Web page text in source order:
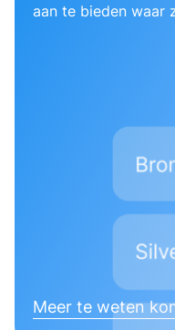
aan te bieden waar
Meer te weten